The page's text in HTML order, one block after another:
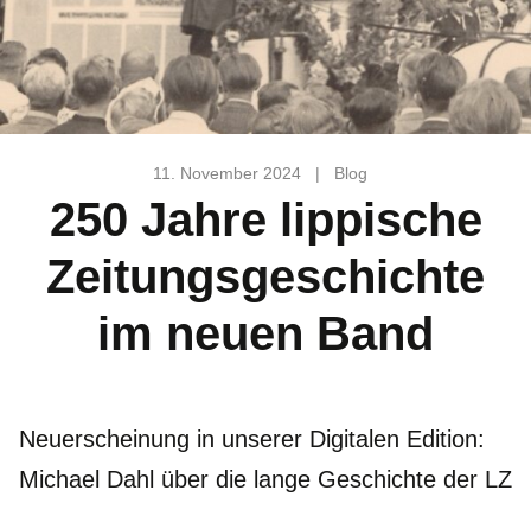
11. November 2024 | Blog
250 Jahre lippische
Zeitungsgeschichte
im neuen Band
Neuerscheinung in unserer Digitalen Edition:
Michael Dahl über die lange Geschichte der LZ